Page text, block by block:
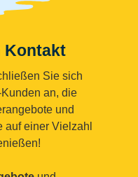
Kontakt
Sie sich
an, die
und
einer Vielzahl